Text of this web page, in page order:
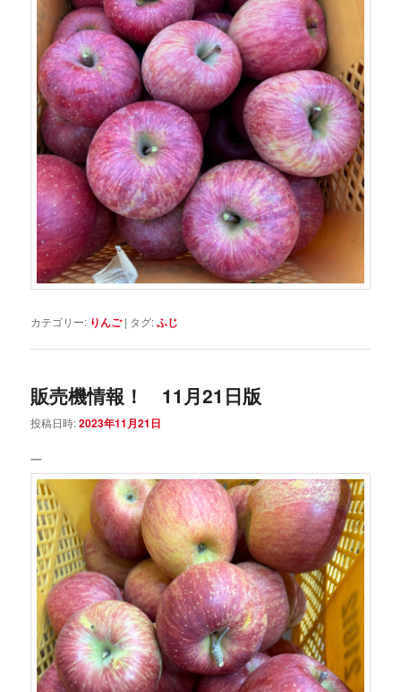
カテゴリー: りんご | タグ:ふじ
販売機情報！ 11月21日版
投稿日時:2023年11月21日
一